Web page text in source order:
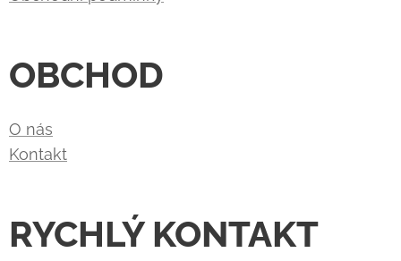
OBCHOD
O nás
Kontakt
RYCHLÝ KONTAKT